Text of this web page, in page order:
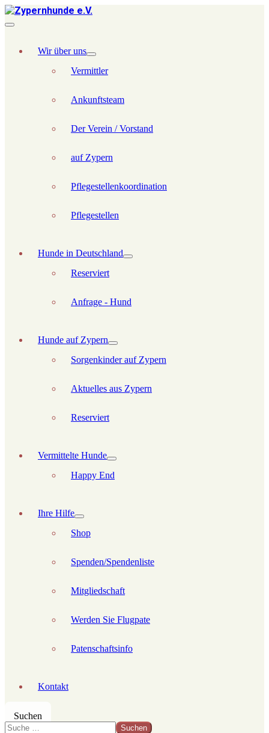
Wir über uns
Vermittler
Ankunftsteam
Der Verein / Vorstand
auf Zypern
Pflegestellenkoordination
Pflegestellen
Hunde in Deutschland
Reserviert
Anfrage - Hund
Hunde auf Zypern
Sorgenkinder auf Zypern
Aktuelles aus Zypern
Reserviert
Vermittelte Hunde
Happy End
Ihre Hilfe
Shop
Spenden/Spendenliste
Mitgliedschaft
Werden Sie Flugpate
Patenschaftsinfo
Kontakt
Suchen
Suchen